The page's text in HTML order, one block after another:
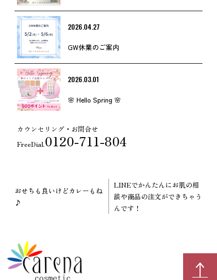
2026.04.27
GW休業のご案内
2026.03.01
🌸 Hello Spring 🌸
カウンセリング・お問合せ
FreeDial.0120-711-804
おせちも良いけどカレーもね
♪
LINEでかんたんにお肌の相
談や商品の注文ができちゃう
んです！